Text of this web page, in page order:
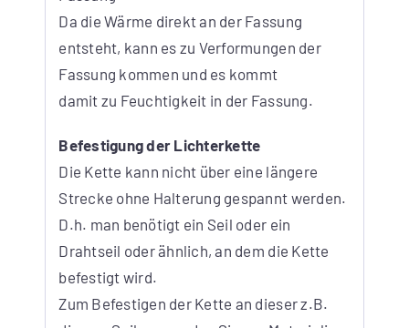
Da die Wärme direkt an der Fassung
entsteht, kann es zu Verformungen der
Fassung kommen und es kommt
damit zu Feuchtigkeit in der Fassung.
Befestigung der Lichterkette
Die Kette kann nicht über eine längere
Strecke ohne Halterung gespannt werden.
D.h. man benötigt ein Seil oder ein
Drahtseil oder ähnlich, an dem die Kette
befestigt wird.
Zum Befestigen der Kette an dieser z.B.